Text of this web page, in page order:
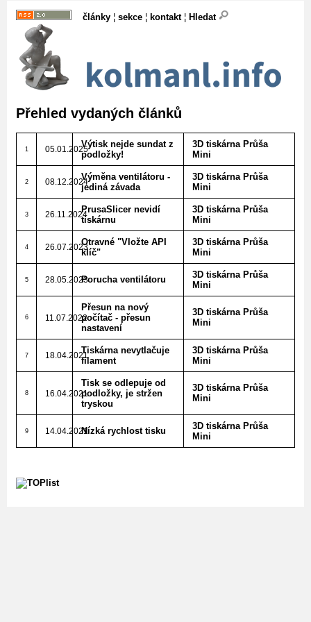
články ¦ sekce ¦ kontakt¦ Hledat
Přehled vydaných článků
1 05.01.2025Výtisk nejde sundat z
podložky!
3D tiskárna Průša
Mini
2 08.12.2024Výměna ventilátoru -
jediná závada
3D tiskárna Průša
Mini
3 26.11.2024PrusaSlicer nevidí
tiskárnu
3D tiskárna Průša
Mini
4 26.07.2023Otravné "Vložte API
klíč"
3D tiskárna Průša
Mini
5 28.05.2023Porucha ventilátoru
3D tiskárna Průša
Mini
6 11.07.2022
Přesun na nový
počítač - přesun
nastavení
3D tiskárna Průša
Mini
7 18.04.2021Tiskárna nevytlačuje
filament
3D tiskárna Průša
Mini
8 16.04.2021
Tisk se odlepuje od
podložky, je stržen
tryskou
3D tiskárna Průša
Mini
9 14.04.2021Nízká rychlost tisku
3D tiskárna Průša
Mini